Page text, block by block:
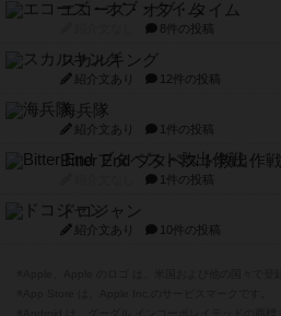
エコーズ・オブ・タイム
8件の投稿
スカルキング
紹介文あり 12件の投稿
海兵隊
紹介文あり 1件の投稿
Bitter End ブタペスト救出作戦
1件の投稿
ドコジャン
紹介文あり 10件の投稿